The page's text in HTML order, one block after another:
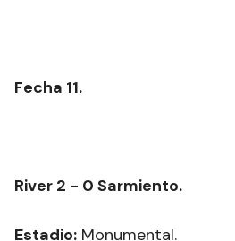
Fecha 11.
River 2 - 0 Sarmiento.
Estadio: Monumental.